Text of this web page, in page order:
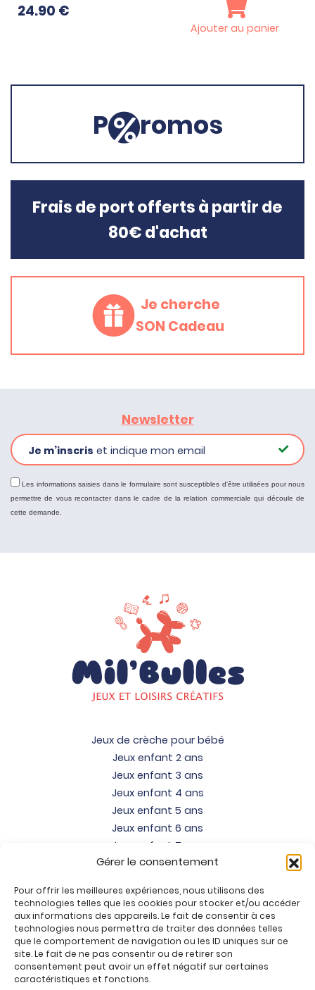
Gérer le consentement
Pour offrir les meilleures expériences, nous utilisons des
technologies telles que les cookies pour stocker et/ou accéder
aux informations des appareils. Le fait de consentir à ces
technologies nous permettra de traiter des données telles
que le comportement de navigation ou les ID uniques sur ce
site. Le fait de ne pas consentir ou de retirer son
consentement peut avoir un effet négatif sur certaines
caractéristiques et fonctions.
24.90 €
Ajouter au panier
P romos
Frais de port offerts à partir de
80€ d'achat
Je cherche
SON Cadeau
Newsletter
Je m’inscris et indique mon email
Les informations saisies dans le formulaire sont susceptibles d'être utilisées pour nous
permettre de vous recontacter dans le cadre de la relation commerciale qui découle de
cette demande.
Jeux de crèche pour bébé
Jeux enfant 2 ans
Jeux enfant 3 ans
Jeux enfant 4 ans
Jeux enfant 5 ans
Jeux enfant 6 ans
Jeux enfant 7 ans
Jeux enfant 8 ans
Jeux enfant 10 ans
Jeux enfant 11 ans
Jeux enfant 12 ans
Tous nos produits
Promos jeux de loisirs créatifs